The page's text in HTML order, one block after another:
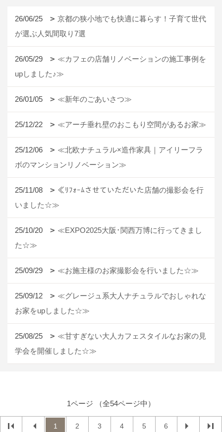
26/06/25
京都の狭小地でも快適に暮らす！子育て世代
が選ぶ人気間取り7選
26/05/29
≪カフェの店舗リノベーションの施工事例を
upしました♪≫
26/01/05 ≪新年のごあいさつ≫
25/12/22 ≪アーチ垂れ壁のおこもり空間があるお家≫
25/12/06
≪北欧ナチュラル×造作家具｜アイリーフラ
ボのマンションリノベーション≫
25/11/08
≪ﾘﾌｫｰﾑさせていただいた店舗の撮影会を行
いました☆≫
25/10/20
≪EXPO2025大阪･関西万博に行ってきまし
た☆≫
25/09/29 ≪お施主様のお家撮影会を行いました☆≫
25/09/12
≪グレージュ系大人ナチュラルでおしゃれな
お家をupしました☆≫
25/08/25
≪甘すぎない大人カフェスタイルなお家の見
学会を開催しました☆≫
1ページ （全54ページ中）
1 2 3 4 5 6